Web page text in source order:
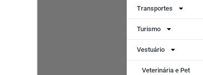
Transportes
Turismo
Vestuário
Veterinária e Pet